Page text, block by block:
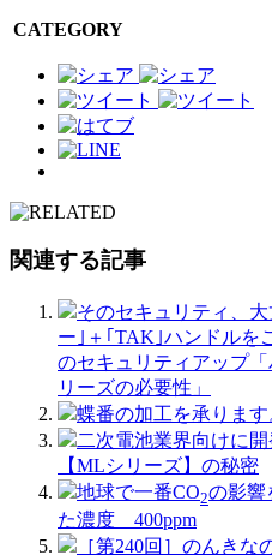
CATEGORY
関連する記事
そのセキュリティ、
ー｣＋｢TAK｣ハンドルを
のセキュリティアップ
リーズの必要性」
蝶番の加工を承りま
二次電池業界向けに
【MLシリーズ】の秘密
地球で一番CO2の影響
た濃度 400ppm
［第240回］のんきな